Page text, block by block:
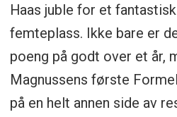
Haas juble for et
femteplass. Ikke bare er
poeng på godt over et år,
Magnussens første
på en helt annen side av